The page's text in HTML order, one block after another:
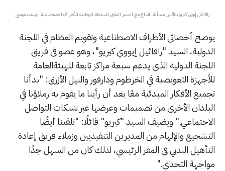
رافائيل إيوي كيريو يناقش مسألة القناع مع المدير التقني للسلطة الوطنية للأطراف الاصطناعية، يوسف موسى
يوضح أخصائي الأطراف الاصطناعية وتقويم العظام في اللجنة
الدولية، السيد "رافائيل إيووي كيريو"، وهو عضو في فريق
اللجنة الدولية الذي يدعم سبعة مراكز تابعة للهيئةالعامة
للأجهزة التعويضية في الخرطوم ودارفور والنيل الأزرق: "بدأنا
تجميع الأفكار المبدئية معًا بعد أن رأينا ما يقوم به زملاؤنا في
البلدان الأخرى من تصميمات وعرضها عبر شبكات التواصل
الاجتماعي." ويضيف السيد "كيريو" قائلًا: "تلقينا أيضًا
التشجيع والإلهام من المديرين التنفيذيين وزملاء فريق إعادة
التأهيل البدني في المقر الرئيسي، لذلك كان من السهل جدًا
مواجهة التحدي."